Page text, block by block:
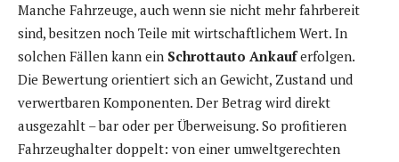
Manche Fahrzeuge, auch wenn sie nicht mehr fahrbereit
sind, besitzen noch Teile mit wirtschaftlichem Wert. In
solchen Fällen kann ein Schrottauto Ankauferfolgen.
Die Bewertung orientiert sich an Gewicht, Zustand und
verwertbaren Komponenten. Der Betrag wird direkt
ausgezahlt – bar oder per Überweisung. So profitieren
Fahrzeughalter doppelt: von einer umweltgerechten